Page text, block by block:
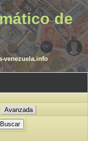
de
venezuela.info
Avanzada